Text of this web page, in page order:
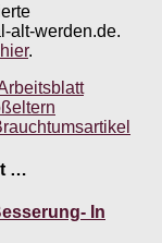
alt-werden.de.
.
…
In